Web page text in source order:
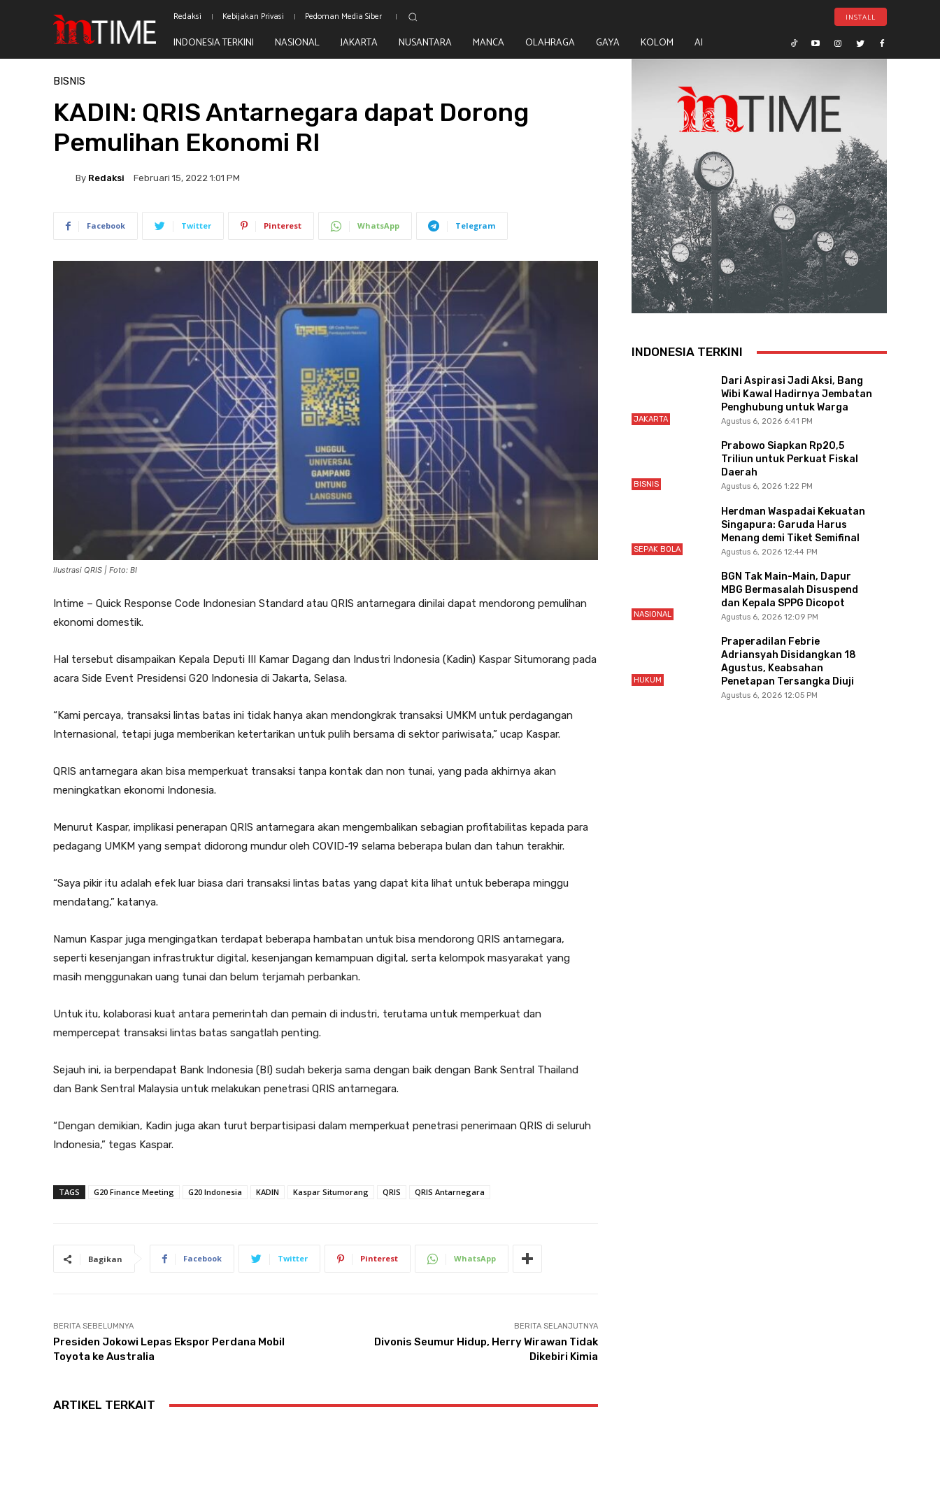
Redaksi Kebijakan Privasi Pedoman Media Siber INSTALL
INDONESIA TERKINI NASIONAL JAKARTA NUSANTARA MANCA OLAHRAGA GAYA KOLOM AI
Beranda Bisnis
BISNIS
KADIN: QRIS Antarnegara dapat Dorong
Pemulihan Ekonomi RI
By Redaksi Februari 15, 2022 1:01 PM
Facebook Twitter Pinterest WhatsApp Telegram
Ilustrasi QRIS | Foto: BI
Intime – Quick Response Code Indonesian Standard atau QRIS antarnegara dinilai dapat mendorong pemulihan
ekonomi domestik.
Hal tersebut disampaikan Kepala Deputi III Kamar Dagang dan Industri Indonesia (Kadin) Kaspar Situmorang pada
acara Side Event Presidensi G20 Indonesia di Jakarta, Selasa.
“Kami percaya, transaksi lintas batas ini tidak hanya akan mendongkrak transaksi UMKM untuk perdagangan
Internasional, tetapi juga memberikan ketertarikan untuk pulih bersama di sektor pariwisata,” ucap Kaspar.
QRIS antarnegara akan bisa memperkuat transaksi tanpa kontak dan non tunai, yang pada akhirnya akan
meningkatkan ekonomi Indonesia.
Menurut Kaspar, implikasi penerapan QRIS antarnegara akan mengembalikan sebagian profitabilitas kepada para
pedagang UMKM yang sempat didorong mundur oleh COVID-19 selama beberapa bulan dan tahun terakhir.
“Saya pikir itu adalah efek luar biasa dari transaksi lintas batas yang dapat kita lihat untuk beberapa minggu
mendatang,” katanya.
Namun Kaspar juga mengingatkan terdapat beberapa hambatan untuk bisa mendorong QRIS antarnegara,
seperti kesenjangan infrastruktur digital, kesenjangan kemampuan digital, serta kelompok masyarakat yang
masih menggunakan uang tunai dan belum terjamah perbankan.
Untuk itu, kolaborasi kuat antara pemerintah dan pemain di industri, terutama untuk memperkuat dan
mempercepat transaksi lintas batas sangatlah penting.
Sejauh ini, ia berpendapat Bank Indonesia (BI) sudah bekerja sama dengan baik dengan Bank Sentral Thailand
dan Bank Sentral Malaysia untuk melakukan penetrasi QRIS antarnegara.
“Dengan demikian, Kadin juga akan turut berpartisipasi dalam memperkuat penetrasi penerimaan QRIS di seluruh
Indonesia,” tegas Kaspar.
TAGS G20 Finance Meeting G20 Indonesia KADIN Kaspar Situmorang QRIS QRIS Antarnegara
Bagikan Facebook Twitter Pinterest WhatsApp
BERITA SEBELUMNYA
Presiden Jokowi Lepas Ekspor Perdana Mobil
Toyota ke Australia
BERITA SELANJUTNYA
Divonis Seumur Hidup, Herry Wirawan Tidak
Dikebiri Kimia
ARTIKEL TERKAIT
INDONESIA TERKINI
JAKARTA
Dari Aspirasi Jadi Aksi, Bang
Wibi Kawal Hadirnya Jembatan
Penghubung untuk Warga
Agustus 6, 2026 6:41 PM
BISNIS
Prabowo Siapkan Rp20,5
Triliun untuk Perkuat Fiskal
Daerah
Agustus 6, 2026 1:22 PM
SEPAK BOLA
Herdman Waspadai Kekuatan
Singapura: Garuda Harus
Menang demi Tiket Semifinal
Agustus 6, 2026 12:44 PM
NASIONAL
BGN Tak Main-Main, Dapur
MBG Bermasalah Disuspend
dan Kepala SPPG Dicopot
Agustus 6, 2026 12:09 PM
HUKUM
Praperadilan Febrie
Adriansyah Disidangkan 18
Agustus, Keabsahan
Penetapan Tersangka Diuji
Agustus 6, 2026 12:05 PM